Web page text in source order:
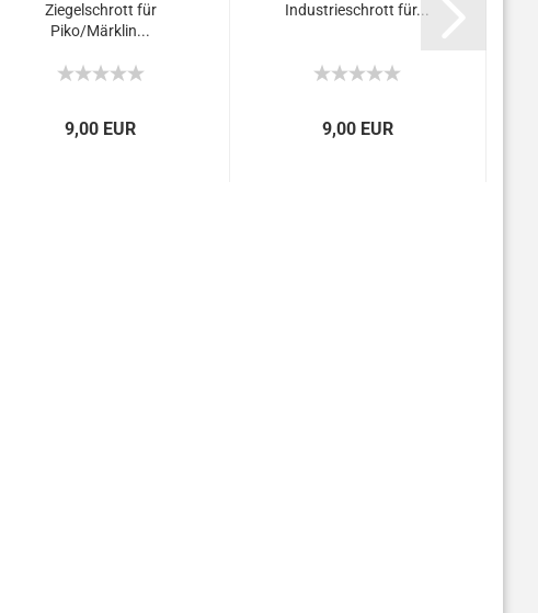
Ziegelschrott für
Piko/Märklin...
9,00 EUR
Industrieschrott für...
9,00 EUR